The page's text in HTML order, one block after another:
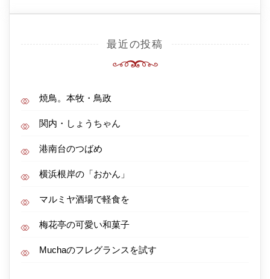
最近の投稿
焼鳥。本牧・鳥政
関内・しょうちゃん
港南台のつばめ
横浜根岸の「おかん」
マルミヤ酒場で軽食を
梅花亭の可愛い和菓子
Muchaのフレグランスを試す